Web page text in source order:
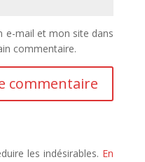
e-mail et mon site dans
commentaire.
les indésirables. En